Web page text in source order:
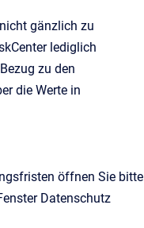
gänzlich zu
lediglich
zu den
die Werte in
öffnen Sie bitte
Datenschutz